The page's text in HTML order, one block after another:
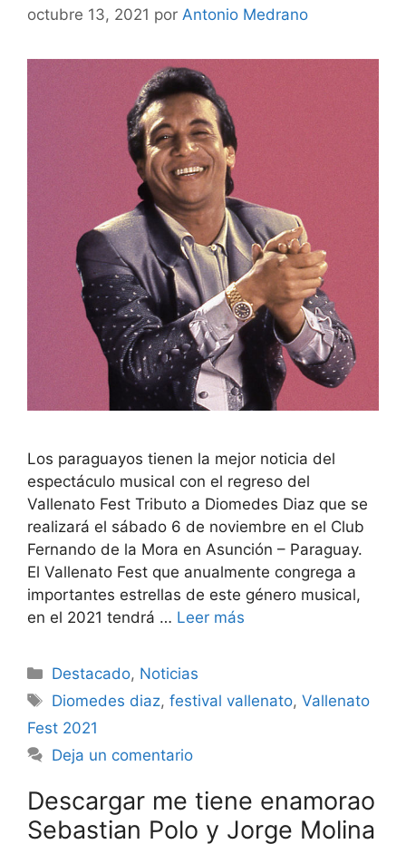
octubre 13, 2021 por Antonio Medrano
Los paraguayos tienen la mejor noticia del
espectáculo musical con el regreso del
Vallenato Fest Tributo a Diomedes Diaz que se
realizará el sábado 6 de noviembre en el Club
Fernando de la Mora en Asunción – Paraguay.
El Vallenato Fest que anualmente congrega a
importantes estrellas de este género musical,
en el 2021 tendrá … Leer más
Destacado, Noticias
Diomedes diaz,festival vallenato,Vallenato
Fest 2021
Deja un comentario
Descargar me tiene enamorao
Sebastian Polo y Jorge Molina